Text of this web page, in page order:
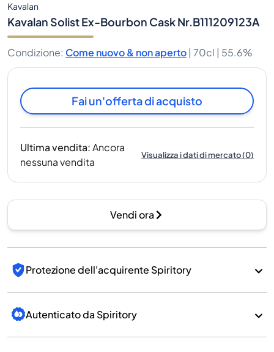
Kavalan
Kavalan Solist Ex-Bourbon Cask Nr.B111209123A
Condizione: Come nuovo & non aperto | 70cl | 55.6%
Fai un'offerta di acquisto
Ultima vendita:Ancora
nessuna vendita
Visualizza i dati di mercato(0)
Vendi ora
Protezione dell'acquirente Spiritory
Autenticato da Spiritory